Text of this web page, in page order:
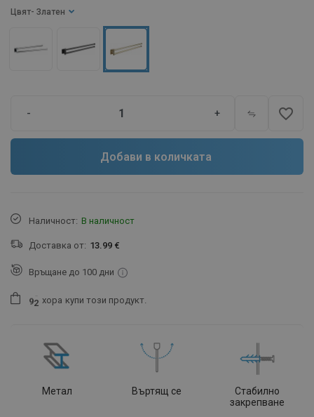
Цвят - Златен
- + favorite_border
Добави в количката
Наличност: В наличност
Доставка от: 13.99 €
Връщане до 100 дни
92 хора купи този продукт.
Метал Въртящ се
Стабилно
закрепване